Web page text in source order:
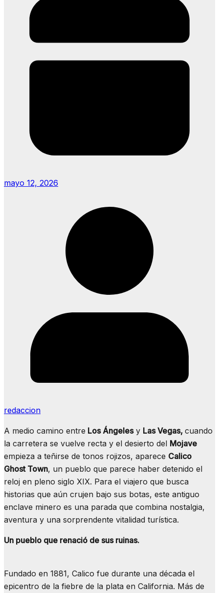
mayo 12, 2026
redaccion
A medio camino entre Los Ángelesy Las Vegas, cuando
la carretera se vuelve recta y el desierto del Mojave
empieza a teñirse de tonos rojizos, aparece Calico
Ghost Town, un pueblo que parece haber detenido el
reloj en pleno siglo XIX. Para el viajero que busca
historias que aún crujen bajo sus botas, este antiguo
enclave minero es una parada que combina nostalgia,
aventura y una sorprendente vitalidad turística.
Un pueblo que renació de sus ruinas.
Fundado en 1881, Calico fue durante una década el
epicentro de la fiebre de la plata en California. Más de